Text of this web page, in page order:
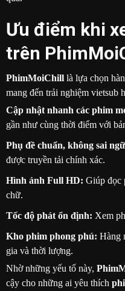
Ưu điểm khi
trên
PhimMoiChill là lựa chọn
mang đến trải nghiệm vietsub
Cập nhật nhanh các phim
gần như cùng thời điểm với
Phụ đề chuẩn, không sai
được truyền tải chính xác.
Hình ảnh Full HD: Giúp đọc
chữ.
Tốc độ phát ổn định: Xem
Kho phim phong phú: Hàng
gia và thời lượng.
Nhờ những yếu tố này,
cậy cho những ai yêu thích